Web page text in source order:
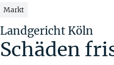
Markt
Landgericht Köln
Schäden